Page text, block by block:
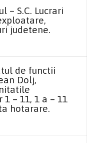
– S.C. Lucrari
judetene.
de functii
Dolj,
– 11, 1 a – 11
hotarare.